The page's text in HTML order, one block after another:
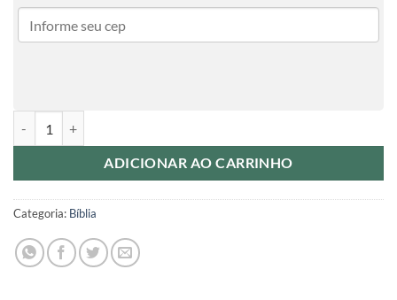
ADICIONAR AO CARRINHO
Categoria: Bíblia